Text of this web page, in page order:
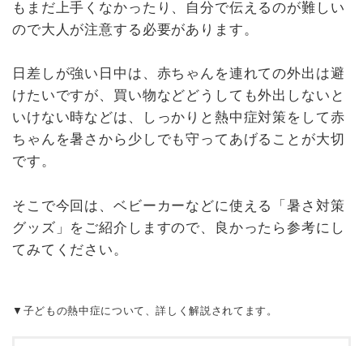
もまだ上手くなかったり、自分で伝えるのが難しい
ので大人が注意する必要があります。
日差しが強い日中は、赤ちゃんを連れての外出は避
けたいですが、買い物などどうしても外出しないと
いけない時などは、しっかりと熱中症対策をして赤
ちゃんを暑さから少しでも守ってあげることが大切
です。
そこで今回は、ベビーカーなどに使える「暑さ対策
グッズ」をご紹介しますので、良かったら参考にし
てみてください。
▼子どもの熱中症について、詳しく解説されてます。